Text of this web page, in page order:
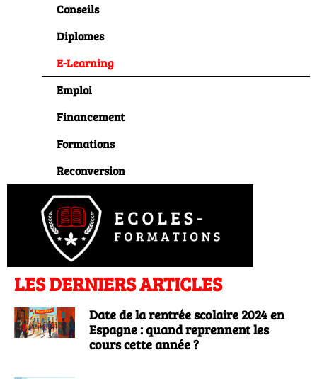
Conseils
Diplomes
E-Learning
Emploi
Financement
Formations
Reconversion
LES DERNIERS ARTICLES
Date de la rentrée scolaire 2024 en
Espagne : quand reprennent les
cours cette année ?